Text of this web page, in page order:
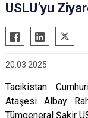
USLU’yu
20.03.2025
Tacikistan
Ataşesi Albay
Tümgeneral Şakir